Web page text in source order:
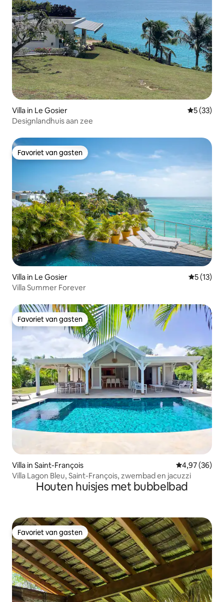
Villa in Le Gosier
5 (33)
Designlandhuis aan zee
Favoriet van gasten
Favoriet van gasten
Villa in Le Gosier
5 (13)
Villa Summer Forever
Favoriet van gasten
Favoriet van gasten
Villa in Saint-François Gemiddelde
4,97 (36)
Villa Lagon Bleu, Saint-François, zwembad en jacuzzi
Houten huisjes met bubbelbad
Favoriet van gasten
Favoriet van gasten